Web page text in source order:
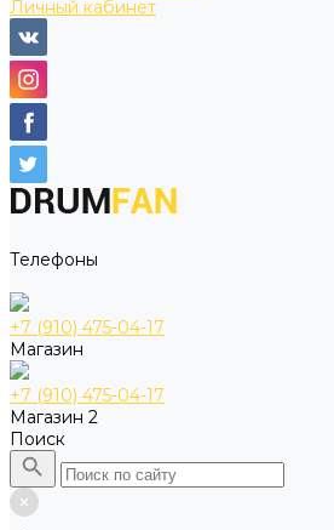
Личный кабинет
Телефоны
+7 (910) 475-04-17
Магазин
+7 (910) 475-04-17
Магазин 2
Поиск